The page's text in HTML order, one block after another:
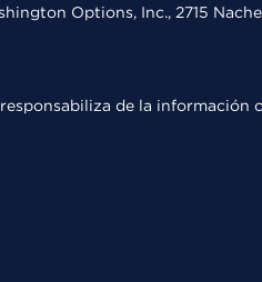
Options, Inc., 2715
de la